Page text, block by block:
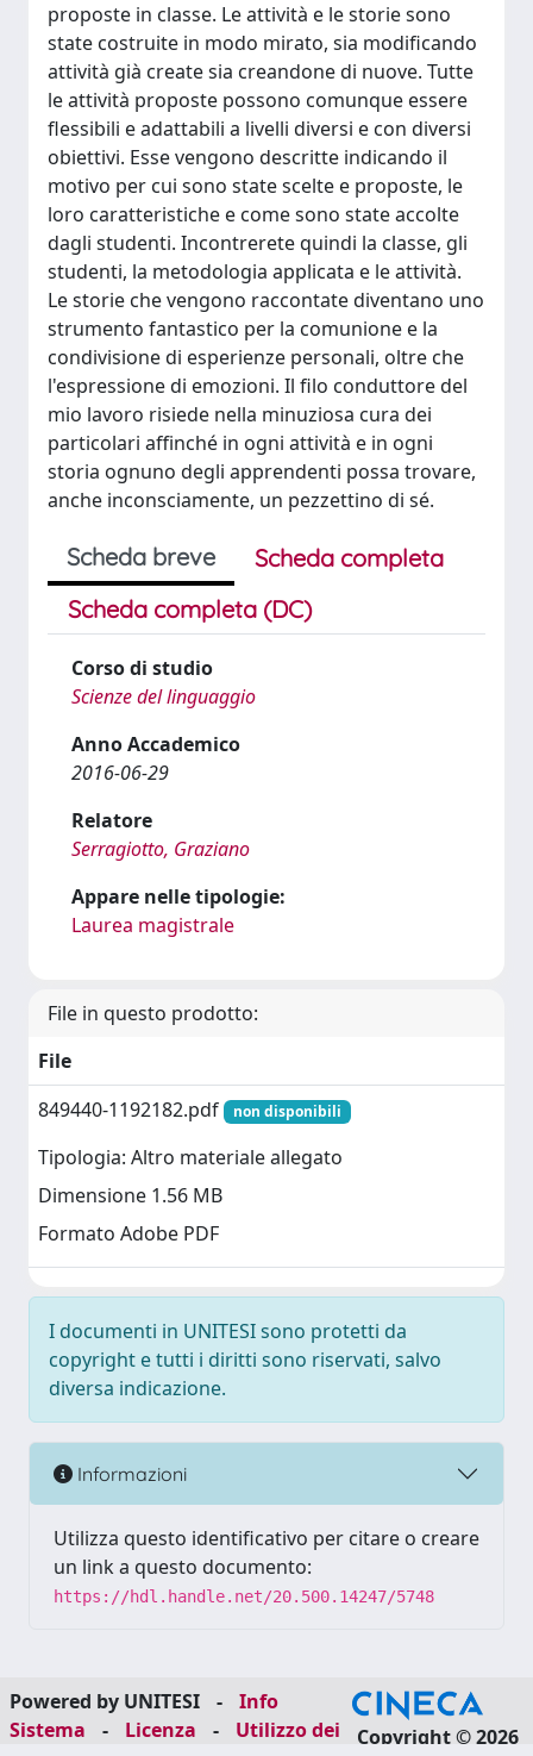
proposte in classe. Le attività e le storie sono
state costruite in modo mirato, sia modificando
attività già create sia creandone di nuove. Tutte
le attività proposte possono comunque essere
flessibili e adattabili a livelli diversi e con diversi
obiettivi. Esse vengono descritte indicando il
motivo per cui sono state scelte e proposte, le
loro caratteristiche e come sono state accolte
dagli studenti. Incontrerete quindi la classe, gli
studenti, la metodologia applicata e le attività.
Le storie che vengono raccontate diventano uno
strumento fantastico per la comunione e la
condivisione di esperienze personali, oltre che
l'espressione di emozioni. Il filo conduttore del
mio lavoro risiede nella minuziosa cura dei
particolari affinché in ogni attività e in ogni
storia ognuno degli apprendenti possa trovare,
anche inconsciamente, un pezzettino di sé.
Scheda breve
Scheda completa
Scheda completa (DC)
Corso di studio
Scienze del linguaggio
Anno Accademico
2016-06-29
Relatore
Serragiotto, Graziano
Appare nelle tipologie:
Laurea magistrale
File in questo prodotto:
File
849440-1192182.pdf
non disponibili
Tipologia: Altro materiale allegato
Dimensione 1.56 MB
Formato Adobe PDF
I documenti in UNITESI sono protetti da
copyright e tutti i diritti sono riservati, salvo
diversa indicazione.
Informazioni
Utilizza questo identificativo per citare o creare
un link a questo documento:
https://hdl.handle.net/20.500.14247/5748
Powered by UNITESI -
Info
Sistema
- Licenza -
Utilizzo dei
Copyright © 2026